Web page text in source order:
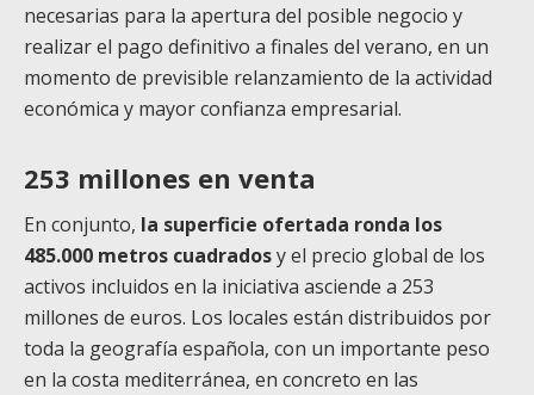
necesarias para la apertura del posible negocio y
realizar el pago definitivo a finales del verano, en un
momento de previsible relanzamiento de la actividad
económica y mayor confianza empresarial.
253 millones en venta
En conjunto, la superficie ofertada ronda los
485.000 metros cuadradosy el precio global de los
activos incluidos en la iniciativa asciende a 253
millones de euros. Los locales están distribuidos por
toda la geografía española, con un importante peso
en la costa mediterránea, en concreto en las